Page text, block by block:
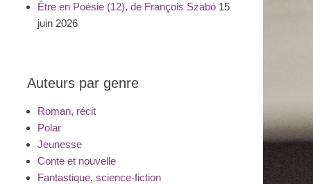
Être en Poésie (12), de François Szabó 15
juin 2026
Auteurs par genre
Roman, récit
Polar
Jeunesse
Conte et nouvelle
Fantastique, science-fiction